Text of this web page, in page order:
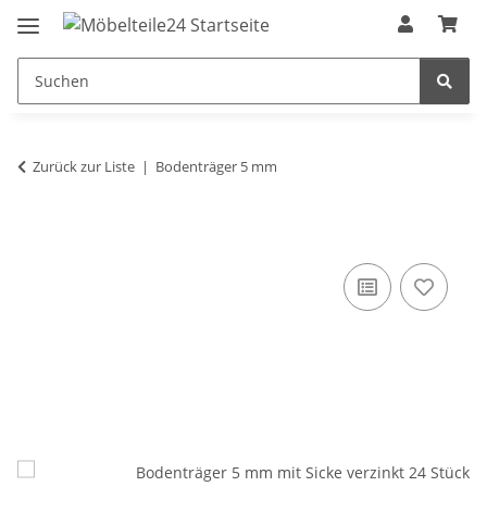
Zurück zur Liste Bodenträger 5 mm